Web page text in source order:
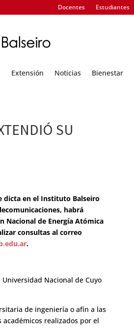
Docentes Estudiantes
Extensión Noticias Bienestar
SU
dicta en el Instituto Balseiro
habrá
Nacional de Energía Atómica
consultas al correo
.
Nacional de Cuyo
de ingeniería o afín a las
realizados por el